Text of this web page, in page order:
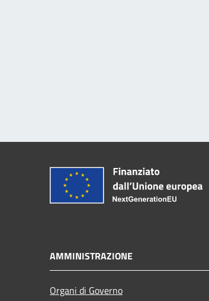
AMMINISTRAZIONE
Organi di Governo